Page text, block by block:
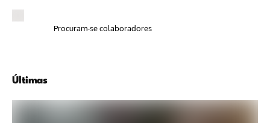
Procuram-se colaboradores
Últimas